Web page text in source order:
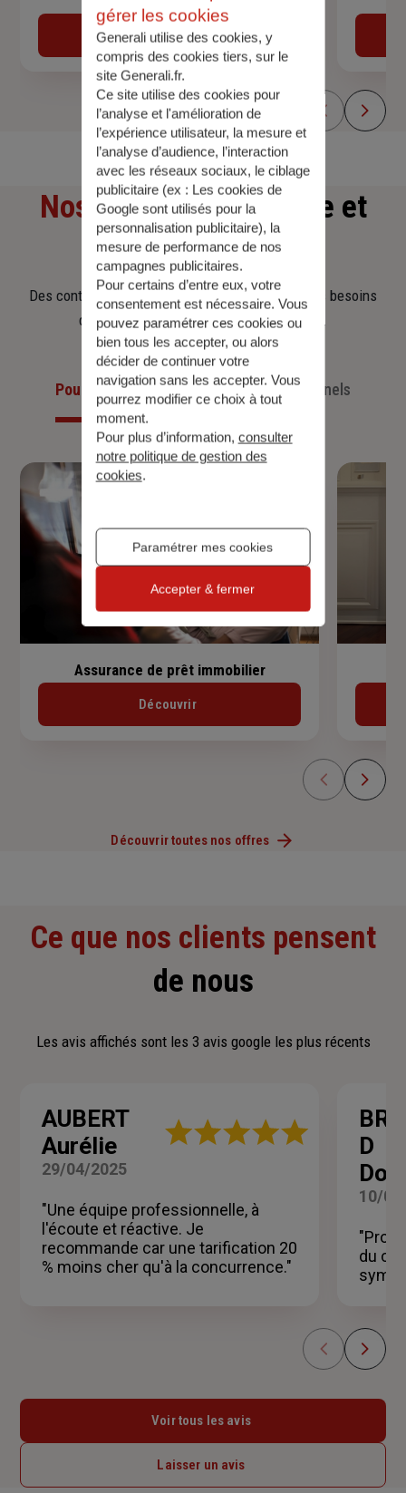
Obtenir une estimation
Nos offresd'assurance et
d'épargne
Des contrats clairs et flexibles pour sécuriser vos besoins
d’aujourd’hui et anticiper ceux de demain.
Pour les particuliers Pour les professionnels
Assurance de prêt immobilier
Découvrir
Découvrir toutes nos offres
Ce que nos clients pensent
de nous
Les avis affichés sont les 3 avis google les plus récents
AUBERT
Aurélie
Note
étoiles
29/04/2025
"Une équipe professionnelle, à
l'écoute et réactive. Je
recommande car une tarification 20
% moins cher qu'à la concurrence."
D
10/
du
Voir tous les avis
Laisser un avis
gérer les cookies
Generali utilise des cookies, y
compris des cookies tiers, sur le
site Generali.fr.
Ce site utilise des cookies pour
l’analyse et l'amélioration de
l’expérience utilisateur, la mesure et
l’analyse d’audience, l’interaction
avec les réseaux sociaux, le ciblage
publicitaire (ex : Les cookies de
Google sont utilisés pour la
personnalisation publicitaire), la
mesure de performance de nos
campagnes publicitaires.
Pour certains d’entre eux, votre
consentement est nécessaire. Vous
pouvez paramétrer ces cookies ou
bien tous les accepter, ou alors
décider de continuer votre
navigation sans les accepter. Vous
pourrez modifier ce choix à tout
moment.
Pour plus d’information, consulter
notre politique de gestion des
cookies.
Paramétrer mes cookies
Accepter & fermer